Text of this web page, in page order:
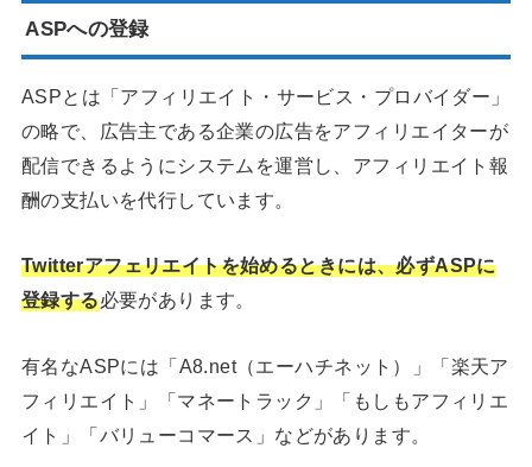
ASPへの登録
ASPとは「アフィリエイト・サービス・プロバイダー」
の略で、広告主である企業の広告をアフィリエイターが
配信できるようにシステムを運営し、アフィリエイト報
酬の支払いを代行しています。
Twitterアフェリエイトを始めるときには、必ずASPに
登録する必要があります。
有名なASPには「A8.net（エーハチネット）」「楽天ア
フィリエイト」「マネートラック」「もしもアフィリエ
イト」「バリューコマース」などがあります。